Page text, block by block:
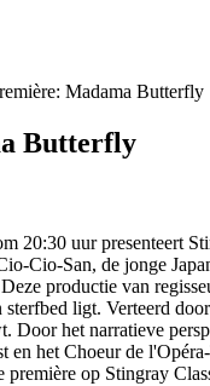
Madama Butterfly
Butterfly
20:30 uur presenteert
Cio-San, de jonge
productie van
ligt. Verteerd
het narratieve
en het Choeur de
op Stingray